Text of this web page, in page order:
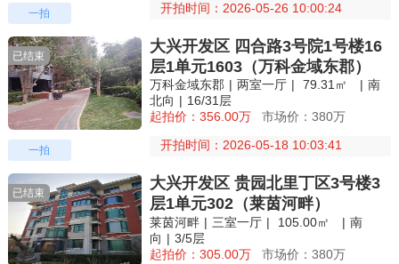
一拍
开拍时间：2026-05-26 10:00:24
一拍
大兴开发区 四合路3号院1号楼16
层1单元1603（万科金域东郡）
万科金域东郡 | 两室一厅 | 79.31㎡ | 南
北向 | 16/31层
起拍价：356.00万
市场价：380万
开拍时间：2026-05-18 10:03:41
已结束
大兴开发区 贵园北里丁区3号楼3
层1单元302（莱茵河畔）
莱茵河畔 | 三室一厅 | 105.00㎡ | 南
向 | 3/5层
起拍价：305.00万
市场价：380万
已结束